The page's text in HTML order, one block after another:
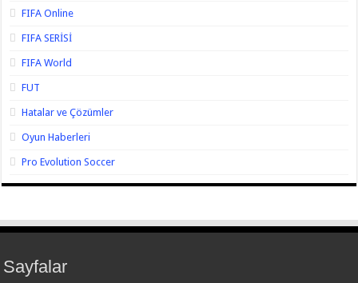
FIFA Online
FIFA SERİSİ
FIFA World
FUT
Hatalar ve Çözümler
Oyun Haberleri
Pro Evolution Soccer
Sayfalar